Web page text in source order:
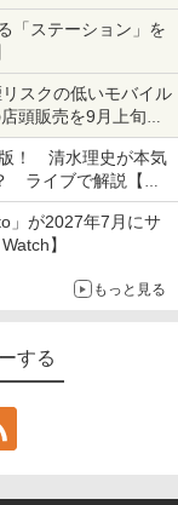
「ステーション」を
スクの低いモバイル
頭販売を9月上旬に
版！ 清水理史が本気
ライブで解説【清
」が2027年7月にサ
】
もっと見る
する